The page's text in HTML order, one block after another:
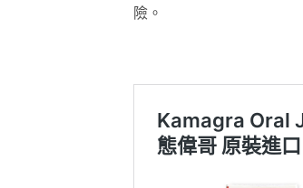
險。